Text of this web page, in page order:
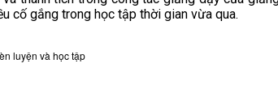
cố gắng trong học tập thời gian vừa qua.
luyện và học tập